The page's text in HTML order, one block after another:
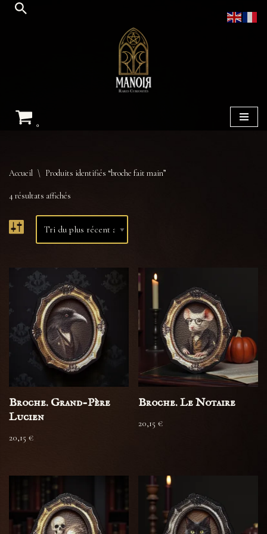
0
Accueil \ Produits identifiés “broche fait main”
4 résultats affichés
Broche. Grand-Père
Lucien
20,15 €
Broche. Le Notaire
20,15€